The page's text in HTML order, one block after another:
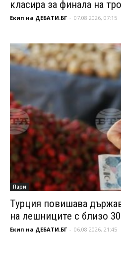
класира за финала на
Екип на ДЕБАТИ.БГ - 07.08.2026, 07:15
Пари
Турция повишава
на лешниците с близо
Екип на ДЕБАТИ.БГ - 06.08.2026, 21:45